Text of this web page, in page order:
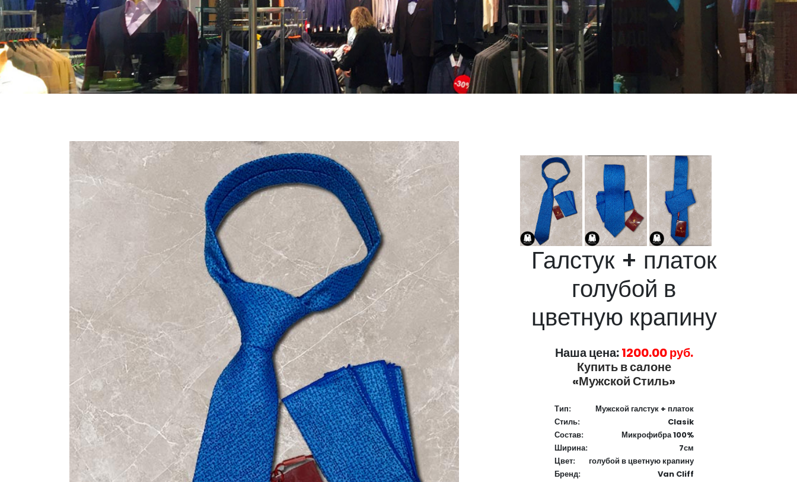
Галстук + платок
голубой в
цветную крапину
Наша цена:1200.00 руб.
Купить в салоне
«Мужской Стиль»
Тип:
Мужской галстук + платок
Стиль:
Clasik
Состав:
Микрофибра 100%
Ширина:
7см
Цвет:
голубой в цветную крапину
Бренд:
Van Cliff